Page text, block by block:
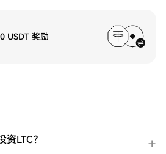
USDT 奖励
LTC？